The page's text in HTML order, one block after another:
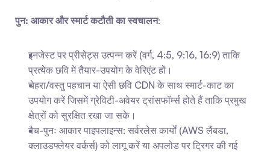
पुन: आकार और स्मार्ट कटौती का स्वचालन:
इनजेस्ट पर प्रीसेट्स उत्पन्न करें (वर्ग, 4:5, 9:16, 16:9) ताकि
प्रत्येक छवि में तैयार-उपयोग के वेरिएंट हों।
चेहरा/वस्तु पहचान या ऐसी छवि CDN के साथ स्मार्ट-काट का
उपयोग करें जिसमें ग्रेविटी-अवेयर ट्रांसफॉर्म्स होते हैं ताकि प्रमुख
क्षेत्रों को सुरक्षित रखा जा सके।
बैच-पुनः आकार पाइपलाइन्स: सर्वरलेस कार्यों (AWS लैंबडा,
क्लाउडफ्लेयर वर्कर्स) को लागू करें या अपलोड पर ट्रिगर की गई